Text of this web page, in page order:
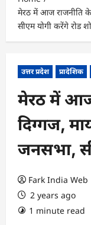
मेरठ में आज राजनीति
सीएम योगी करेंगे रोड शो
उत्तर प्रदेश प्रादेशिक
मेरठ में आज
दिग्गज,
जनसभा,
Fark India Web
2 years ago
1 minute read